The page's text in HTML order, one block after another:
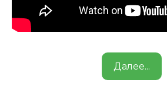
Далее...